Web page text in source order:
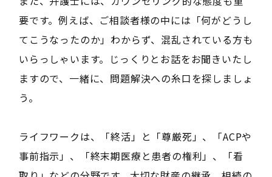
要です。例えば、ご相談者様の中には「何がどうし
てこうなったのか」わからず、混乱されている方も
いらっしゃいます。じっくりとお話をお聞きいたし
ますので、一緒に、問題解決への糸口を探しましょ
う。
ライフワークは、「終活」と「尊厳死」、「ACPや
事前指示」、「終末期医療と患者の権利」、「看